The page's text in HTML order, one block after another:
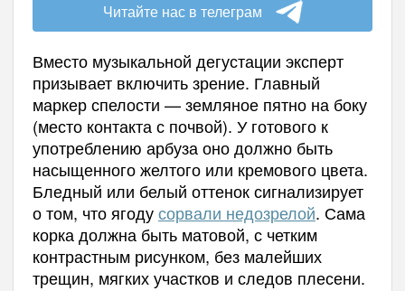
Читайте нас в телеграм
Вместо музыкальной дегустации эксперт
призывает включить зрение. Главный
маркер спелости — земляное пятно на боку
(место контакта с почвой). У готового к
употреблению арбуза оно должно быть
насыщенного желтого или кремового цвета.
Бледный или белый оттенок сигнализирует
о том, что ягодусорвали недозрелой. Сама
корка должна быть матовой, с четким
контрастным рисунком, без малейших
трещин, мягких участков и следов плесени.